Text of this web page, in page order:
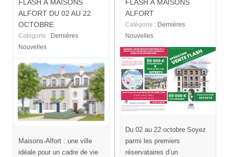
FLASH À MAISONS
ALFORT DU 02 AU 22
OCTOBRE
Catégorie : Dernières
Nouvelles
Maisons-Alfort : une ville
idéale pour un cadre de vie
FLASH À MAISONS
ALFORT
Catégorie : Dernières
Nouvelles
Du 02 au 22 octobre Soyez
parmi les premiers
réservataires d’un